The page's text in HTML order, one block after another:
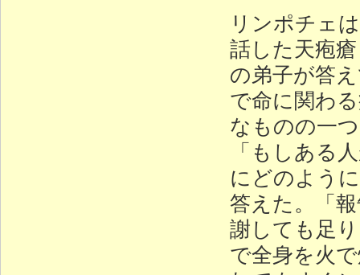
リンポチェ
話した天疱
の弟子が答
で命に関わ
なものの一
「もしある
にどのよう
答えた。「
謝しても足
で全身を火